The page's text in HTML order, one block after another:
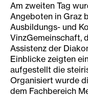
Am zweiten Tag
Angeboten in Graz
Ausbildungs- und
VinzGemeinschaft,
Assistenz der
Einblicke zeigten
aufgestellt die
Organisiert wurde
dem Fachbereich